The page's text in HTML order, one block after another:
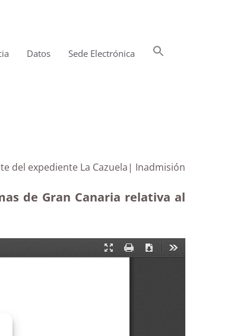
Datos Sede Electrónica
del expediente La Cazuela| Inadmisión
de Gran Canaria relativa al